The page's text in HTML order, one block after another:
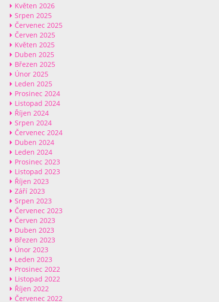
Květen 2026
Srpen 2025
Červenec 2025
Červen 2025
Květen 2025
Duben 2025
Březen 2025
Únor 2025
Leden 2025
Prosinec 2024
Listopad 2024
Říjen 2024
Srpen 2024
Červenec 2024
Duben 2024
Leden 2024
Prosinec 2023
Listopad 2023
Říjen 2023
Září 2023
Srpen 2023
Červenec 2023
Červen 2023
Duben 2023
Březen 2023
Únor 2023
Leden 2023
Prosinec 2022
Listopad 2022
Říjen 2022
Červenec 2022